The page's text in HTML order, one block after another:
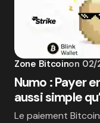
Zone Bitcoinon 02/
Numo : Payer
aussi simple
Le paiement